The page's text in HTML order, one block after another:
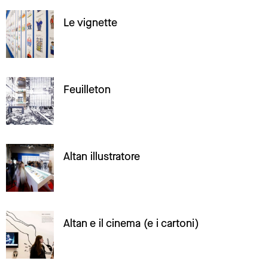
Le vignette
Feuilleton
Altan illustratore
Altan e il cinema (e i cartoni)